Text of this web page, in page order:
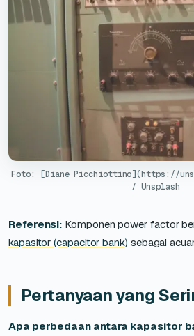
Foto: [Diane Picchiottino](https://
/ Unsplash
Referensi: Komponen power factor
kapasitor (capacitor bank) sebagai
Pertanyaan yang
Apa perbedaan antara kapasitor